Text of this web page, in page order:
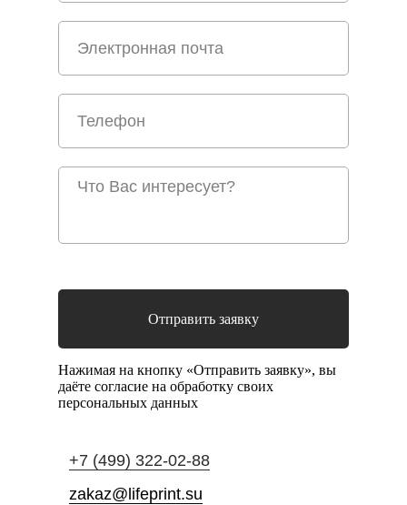
Отправить заявку
Нажимая на кнопку «Отправить заявку», вы
даёте согласие на обработку своих
персональных данных
+7 (499) 322-02-88
zakaz@lifeprint.su